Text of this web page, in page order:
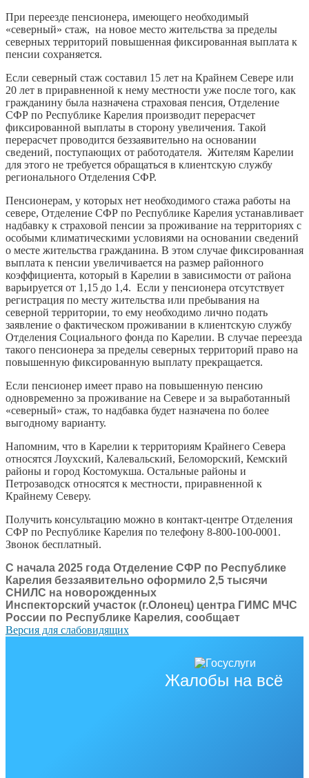
При переезде пенсионера, имеющего необходимый
«северный» стаж, на новое место жительства за пределы
северных территорий повышенная фиксированная выплата к
пенсии сохраняется.
Если северный стаж составил 15 лет на Крайнем Севере или
20 лет в приравненной к нему местности уже после того, как
гражданину была назначена страховая пенсия, Отделение
СФР по Республике Карелия производит перерасчет
фиксированной выплаты в сторону увеличения. Такой
перерасчет проводится беззаявительно на основании
сведений, поступающих от работодателя. Жителям Карелии
для этого не требуется обращаться в клиентскую службу
регионального Отделения СФР.
Пенсионерам, у которых нет необходимого стажа работы на
севере, Отделение СФР по Республике Карелия устанавливает
надбавку к страховой пенсии за проживание на территориях с
особыми климатическими условиями на основании сведений
о месте жительства гражданина. В этом случае фиксированная
выплата к пенсии увеличивается на размер районного
коэффициента, который в Карелии в зависимости от района
варьируется от 1,15 до 1,4. Если у пенсионера отсутствует
регистрация по месту жительства или пребывания на
северной территории, то ему необходимо лично подать
заявление о фактическом проживании в клиентскую службу
Отделения Социального фонда по Карелии. В случае переезда
такого пенсионера за пределы северных территорий право на
повышенную фиксированную выплату прекращается.
Если пенсионер имеет право на повышенную пенсию
одновременно за проживание на Севере и за выработанный
«северный» стаж, то надбавка будет назначена по более
выгодному варианту.
Напомним, что в Карелии к территориям Крайнего Севера
относятся Лоухский, Калевальский, Беломорский, Кемский
районы и город Костомукша. Остальные районы и
Петрозаводск относятся к местности, приравненной к
Крайнему Северу.
Получить консультацию можно в контакт-центре Отделения
СФР по Республике Карелия по телефону 8-800-100-0001.
Звонок бесплатный.
С начала 2025 года Отделение СФР по Республике
Карелия беззаявительно оформило 2,5 тысячи
СНИЛС на новорожденных
Инспекторский участок (г.Олонец) центра ГИМС МЧС
России по Республике Карелия, сообщает
Версия для слабовидящих
Жалобы на всё